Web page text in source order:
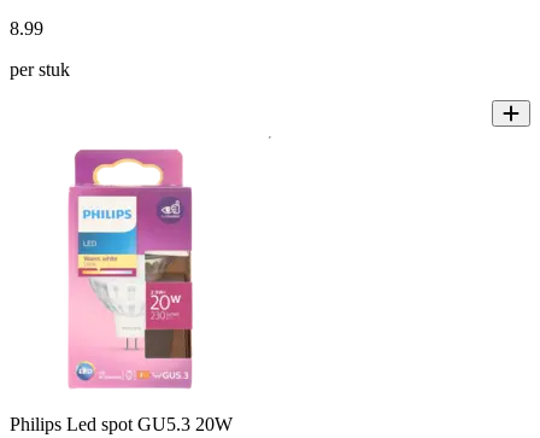
8.99
per stuk
Philips Led spot GU5.3 20W